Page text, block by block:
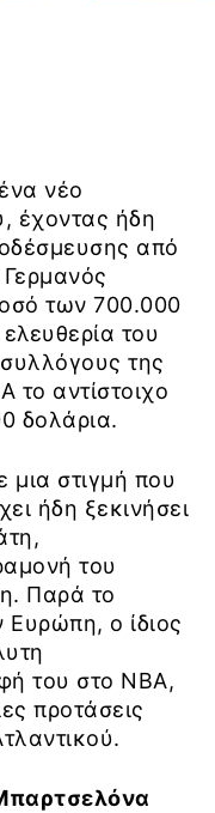
νέο
έχοντας ήδη
από
των 700.000
του
της
το αντίστοιχο
δολάρια.
στιγμή που
ήδη ξεκινήσει
του
Παρά το
Ευρώπη, ο ίδιος
του στο NBA,
προτάσεις